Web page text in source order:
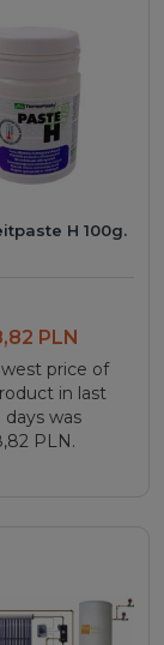
H 100g.
cart
PLN
price of
in last
days was
PLN.